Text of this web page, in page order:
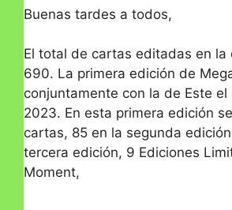
Buenas tardes a todos,
El total de cartas editadas en la
690. La primera edición de
conjuntamente con la de Este
2023. En esta primera edición
cartas, 85 en la segunda
tercera edición, 9 Ediciones
Moment,